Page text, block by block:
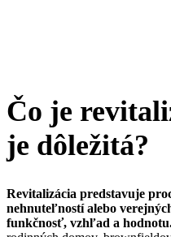
Čo je
je dôležitá?
Revitalizácia predstavuje
nehnuteľností alebo
funkčnosť, vzhľad a